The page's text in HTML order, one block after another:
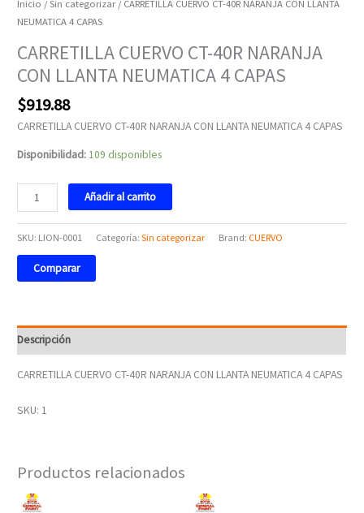
Inicio /Sin categorizar / CARRETILLA CUERVO CT-40R NARANJA CON LLANTA
NEUMATICA 4 CAPAS
CARRETILLA CUERVO CT-40R NARANJA
CON LLANTA NEUMATICA 4 CAPAS
$919.88
CARRETILLA CUERVO CT-40R NARANJA CON LLANTA NEUMATICA 4 CAPAS
Disponibilidad:109 disponibles
Añadir al carrito
SKU: LION-0001 Categoría:Sin categorizar Brand: CUERVO
Comparar
Descripción
CARRETILLA CUERVO CT-40R NARANJA CON LLANTA NEUMATICA 4 CAPAS
SKU: 1
Productos relacionados